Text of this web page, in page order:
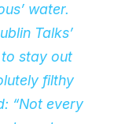
water.
Talks’
stay out
filthy
“Not every